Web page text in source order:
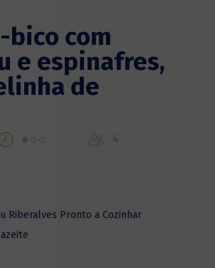
bico com
e espinafres,
de
4
Riberalves Pronto a Cozinhar